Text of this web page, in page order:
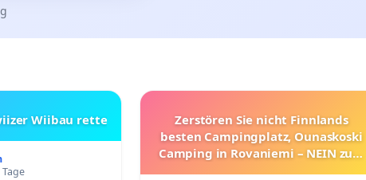
Wiibau rette
Zerstören Sie nicht Finnlands
besten Campingplatz, Ounaskoski
Camping in Rovaniemi – NEIN zum